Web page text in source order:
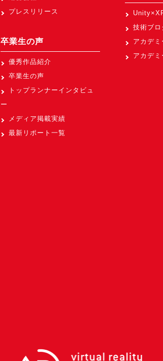
プレスリリース
卒業生の声
優秀作品紹介
卒業生の声
トップランナーインタビュ
ー
メディア掲載実績
最新リポート一覧
技術ブロ
アカデ
アカデ